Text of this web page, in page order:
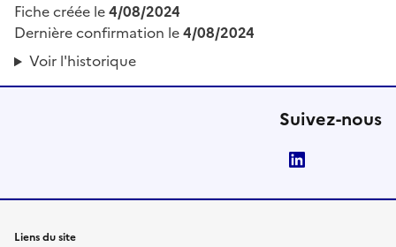
Fiche créée le4/08/2024
Dernière confirmation le4/08/2024
Voir l'historique
Suivez-nous
Liens du site